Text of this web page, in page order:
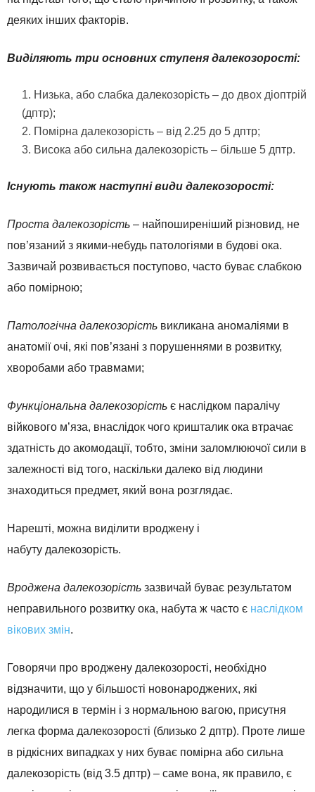
деяких інших факторів.
Виділяють три основних ступеня далекозорості:
Низька, або слабка далекозорість – до двох діоптрій
(дптр);
Помірна далекозорість – від 2.25 до 5 дптр;
Висока або сильна далекозорість – більше 5 дптр.
Існують також наступні види далекозорості:
Проста далекозорість – найпоширеніший різновид, не
пов’язаний з якими-небудь патологіями в будові ока.
Зазвичай розвивається поступово, часто буває слабкою
або помірною;
Патологічна далекозорість викликана аномаліями в
анатомії очі, які пов’язані з порушеннями в розвитку,
хворобами або травмами;
Функціональна далекозорість є наслідком паралічу
війкового м’яза, внаслідок чого кришталик ока втрачає
здатність до акомодації, тобто, зміни заломлюючої сили в
залежності від того, наскільки далеко від людини
знаходиться предмет, який вона розглядає.
Нарешті, можна виділити вроджену і
набуту далекозорість.
Вроджена далекозорість зазвичай буває результатом
неправильного розвитку ока, набута ж часто є наслідком
вікових змін.
Говорячи про вроджену далекозорості, необхідно
відзначити, що у більшості новонароджених, які
народилися в термін і з нормальною вагою, присутня
легка форма далекозорості (близько 2 дптр). Проте лише
в рідкісних випадках у них буває помірна або сильна
далекозорість (від 3.5 дптр) – саме вона, як правило, є